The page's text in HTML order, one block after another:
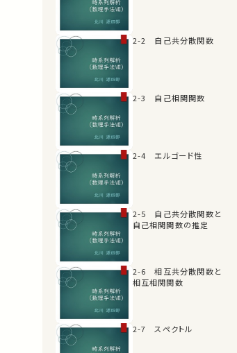
2-2 自己共分散関数
2-3 自己相関関数
2-4 エルゴード性
2-5 自己共分散関数と
自己相関関数の推定
2-6 相互共分散関数と
相互相関関数
2-7 スペクトル